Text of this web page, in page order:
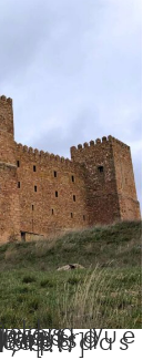
escapadas con alma. Desde el Hotel Cardamomo Sigüenza, […]